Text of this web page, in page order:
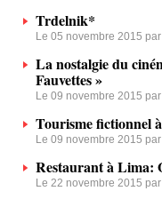
Trdelnik*
Le 05 novembre 2015 par
La nostalgie du
Fauvettes »
Le 09 novembre 2015 par
Tourisme fictionnel
Le 09 novembre 2015 par
Restaurant à Lima:
Le 22 novembre 2015 par